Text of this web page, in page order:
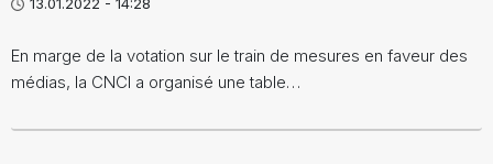
En marge de la votation sur le train de mesures en faveur des
médias, la CNCI a organisé une table…